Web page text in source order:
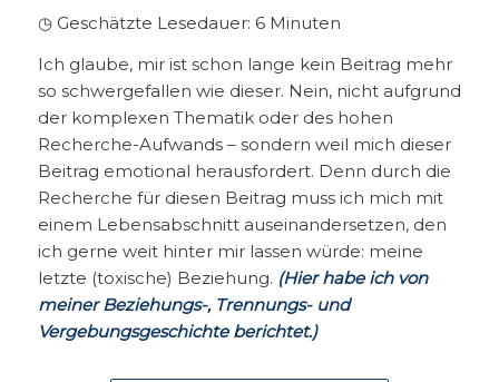
◷ Geschätzte Lesedauer: 6 Minuten
Ich glaube, mir ist schon lange kein Beitrag mehr
so schwergefallen wie dieser. Nein, nicht aufgrund
der komplexen Thematik oder des hohen
Recherche-Aufwands – sondern weil mich dieser
Beitrag emotional herausfordert. Denn durch die
Recherche für diesen Beitrag muss ich mich mit
einem Lebensabschnitt auseinandersetzen, den
ich gerne weit hinter mir lassen würde: meine
letzte (toxische) Beziehung. (Hier habe ich von
meiner Beziehungs-, Trennungs- und
Vergebungsgeschichte berichtet.)